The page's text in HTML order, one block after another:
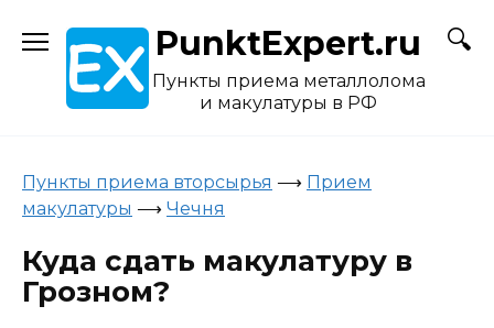
content
PunktExpert.ru
Пункты приема металлолома
и макулатуры в РФ
Пункты приема вторсырья ⟶ Прием
макулатуры ⟶ Чечня
Куда сдать макулатуру в
Грозном?